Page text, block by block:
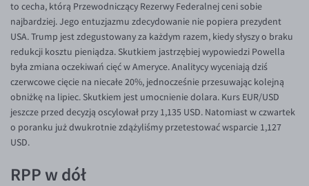
SGD/PLN
TRY/PLN
ZAR/PLN
EUR/USD
EUR/GBP
EUR/CHF
EUR/DKK
to cecha, którą Przewodniczący Rezerwy Federalnej ceni sobie
najbardziej. Jego entuzjazmu zdecydowanie nie popiera prezydent
USA. Trump jest zdegustowany za każdym razem, kiedy słyszy o braku
redukcji kosztu pieniądza. Skutkiem jastrzębiej wypowiedzi Powella
była zmiana oczekiwań cięć w Ameryce. Analitycy wyceniają dziś
czerwcowe cięcie na niecałe 20%, jednocześnie przesuwając kolejną
obniżkę na lipiec. Skutkiem jest umocnienie dolara. Kurs EUR/USD
jeszcze przed decyzją oscylował przy 1,135 USD. Natomiast w czwartek
o poranku już dwukrotnie zdążyliśmy przetestować wsparcie 1,127
USD.
RPP w dół